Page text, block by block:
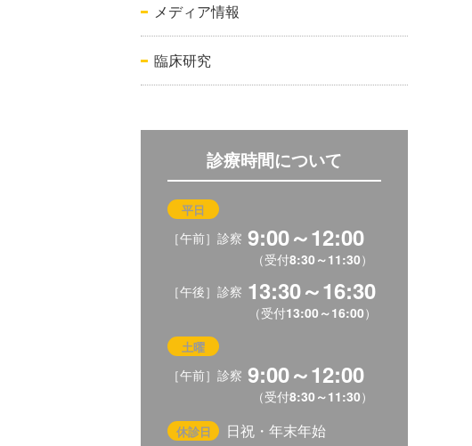
メディア情報
臨床研究
診療時間について
平日
［午前］診察 9:00～12:00
（受付8:30～11:30）
［午後］診察 13:30～16:30
（受付13:00～16:00）
土曜
［午前］診察 9:00～12:00
（受付8:30～11:30）
休診日 日祝・年末年始